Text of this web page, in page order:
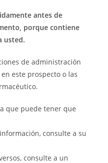
antes de
porque contiene
usted.
de administración
este prospecto o las
que puede tener que
consulte a su
consulte a un